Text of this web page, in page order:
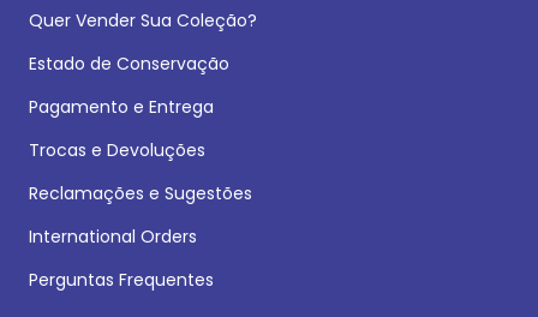
Quer Vender Sua Coleção?
Estado de Conservação
Pagamento e Entrega
Trocas e Devoluções
Reclamações e Sugestões
International Orders
Perguntas Frequentes